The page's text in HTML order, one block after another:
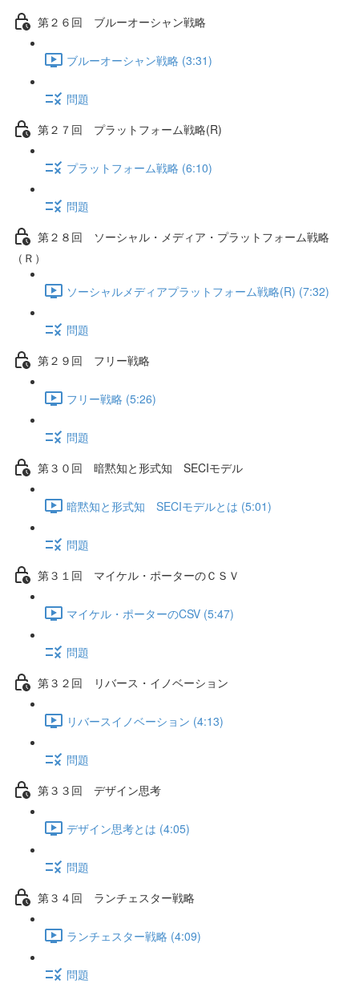
第２６回 ブルーオーシャン戦略
ブルーオーシャン戦略 (3:31)
問題
第２７回 プラットフォーム戦略(R)
プラットフォーム戦略 (6:10)
問題
第２８回 ソーシャル・メディア・プラットフォーム戦略
（Ｒ）
ソーシャルメディアプラットフォーム戦略(R) (7:32)
問題
第２９回 フリー戦略
フリー戦略 (5:26)
問題
第３０回 暗黙知と形式知 SECIモデル
暗黙知と形式知 SECIモデルとは (5:01)
問題
第３１回 マイケル・ポーターのＣＳＶ
マイケル・ポーターのCSV (5:47)
問題
第３２回 リバース・イノベーション
リバースイノベーション (4:13)
問題
第３３回 デザイン思考
デザイン思考とは (4:05)
問題
第３４回 ランチェスター戦略
ランチェスター戦略 (4:09)
問題